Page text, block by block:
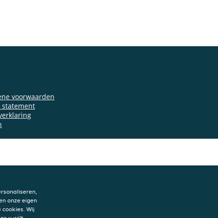
voorwaarden
statement
onze eigen
Wij